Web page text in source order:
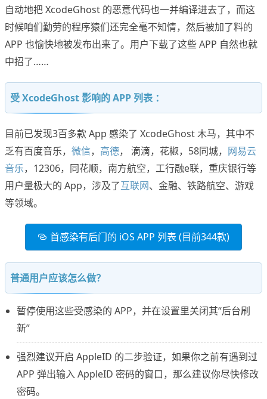
自动地把 XcodeGhost 的恶意代码也一并编译进去了，而这
时候咱们勤劳的程序猿们还完全毫不知情，然后被加了料的
APP 也愉快地被发布出来了。用户下载了这些 APP 自然也就
中招了……
受 XcodeGhost 影响的 APP 列表 ：
目前已发现3百多款 App 感染了 XcodeGhost 木马，其中不
乏有百度音乐， 微信， 高德， 滴滴，花椒，58同城， 网易云
音乐，12306，同花顺，南方航空，工行融e联，重庆银行等
用户量极大的 App，涉及了互联网、金融、铁路航空、游戏
等领域。
首感染有后门的 iOS APP 列表 (目前344款)
普通用户应该怎么做？
暂停使用这些受感染的 APP，并在设置里关闭其“后台刷
新”
强烈建议开启 AppleID 的二步验证，如果你之前有遇到过
APP 弹出输入 AppleID 密码的窗口，那么建议你尽快修改
密码。